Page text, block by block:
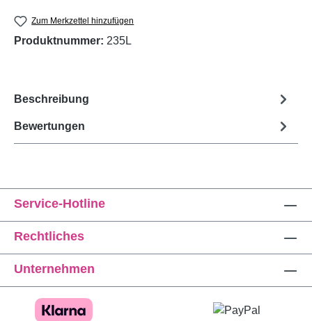
Zum Merkzettel hinzufügen
Produktnummer: 235L
Beschreibung
Bewertungen
Service-Hotline
Rechtliches
Unternehmen